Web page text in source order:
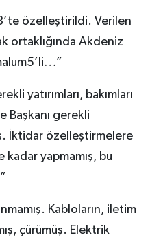
özelleştirildi. Verilen
ortaklığında Akdeniz
yatırımları, bakımları
Başkanı gerekli
İktidar özelleştirmelere
yapmamış, bu
Kabloların, iletim
çürümüş. Elektrik